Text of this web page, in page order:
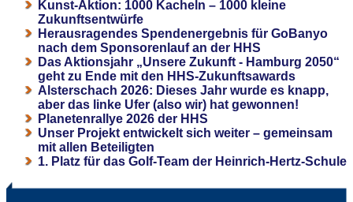
Kunst-Aktion: 1000 Kacheln – 1000 kleine
Zukunftsentwürfe
Herausragendes Spendenergebnis für GoBanyo
nach dem Sponsorenlauf an der HHS
Das Aktionsjahr „Unsere Zukunft - Hamburg 2050“
geht zu Ende mit den HHS-Zukunftsawards
Alsterschach 2026: Dieses Jahr wurde es knapp,
aber das linke Ufer (also wir) hat gewonnen!
Planetenrallye 2026 der HHS
Unser Projekt entwickelt sich weiter – gemeinsam
mit allen Beteiligten
1. Platz für das Golf-Team der Heinrich-Hertz-Schule